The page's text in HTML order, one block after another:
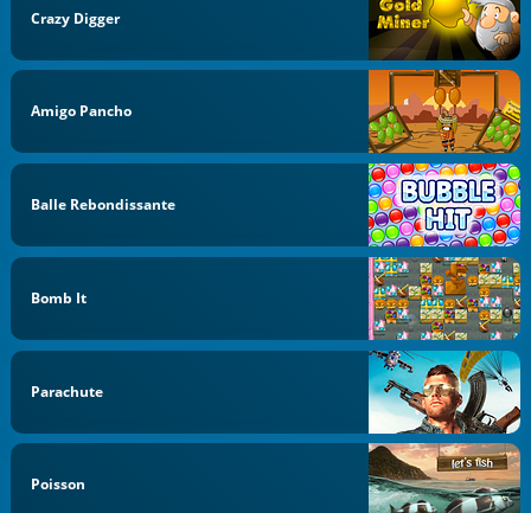
Crazy Digger
Amigo Pancho
Balle Rebondissante
Bomb It
Parachute
Poisson